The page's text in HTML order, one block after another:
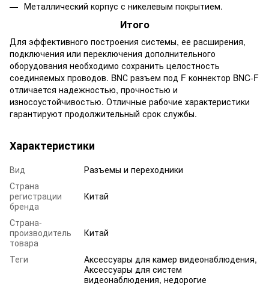
Металлический корпус с никелевым покрытием.
Итого
Для эффективного построения системы, ее расширения,
подключения или переключения дополнительного
оборудования необходимо сохранить целостность
соединяемых проводов. BNС разъем под F коннектор BNC-F
отличается надежностью, прочностью и
износоустойчивостью. Отличные рабочие характеристики
гарантируют продолжительный срок службы.
Характеристики
Вид
Разъемы и переходники
Страна
регистрации
бренда
Китай
Страна-
производитель
товара
Китай
Теги
Аксессуары для камер видеонаблюдения,
Аксессуары для систем
видеонаблюдения, недорогие